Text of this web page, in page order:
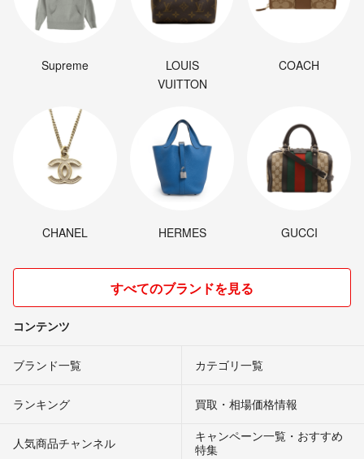
Supreme
LOUIS
VUITTON
COACH
CHANEL HERMES GUCCI
すべてのブランドを見る
コンテンツ
ブランド一覧 カテゴリ一覧
ランキング 買取・相場価格情報
人気商品チャンネル
キャンペーン一覧・おすすめ
特集